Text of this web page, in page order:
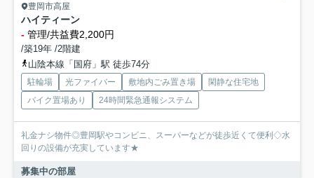
豊岡市高屋
ハイティーン
- 管理/共益費2,200円
/築19年 /2階建
山陰本線「国府」駅 徒歩74分
駐輪場 光ファイバー 敷地内ごみ置き場
閑静な住宅地
バイク置場あり
24時間緊急通報システム
礼金ナシ物件◎豊岡駅やコンビニ、スーパーなどが徒歩近くて便利◇水
回りの設備が充実しています★
募集中の部屋